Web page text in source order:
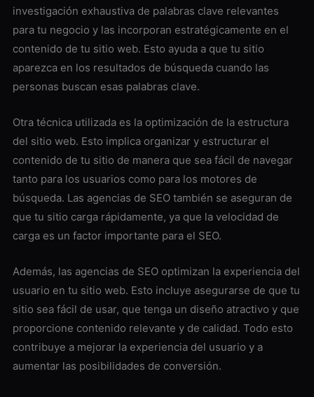
investigación exhaustiva de palabras clave relevantes
para tu negocio y las incorporan estratégicamente en el
contenido de tu sitio web. Esto ayuda a que tu sitio
aparezca en los resultados de búsqueda cuando las
personas buscan esas palabras clave.
Otra técnica utilizada es la optimización de la estructura
del sitio web. Esto implica organizar y estructurar el
contenido de tu sitio de manera que sea fácil de navegar
tanto para los usuarios como para los motores de
búsqueda. Las agencias de SEO también se aseguran de
que tu sitio carga rápidamente, ya que la velocidad de
carga es un factor importante para el SEO.
Además, las agencias de SEO optimizan la experiencia del
usuario en tu sitio web. Esto incluye asegurarse de que tu
sitio sea fácil de usar, que tenga un diseño atractivo y que
proporcione contenido relevante y de calidad. Todo esto
contribuye a mejorar la experiencia del usuario y a
aumentar las posibilidades de conversión.